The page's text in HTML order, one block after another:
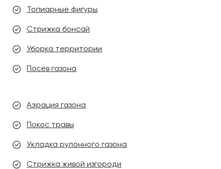
Топиарные фигуры
Стрижка бонсай
Уборка территории
Посев газона
Аэрация газона
Покос травы
Укладка рулонного газона
Стрижка живой изгороди